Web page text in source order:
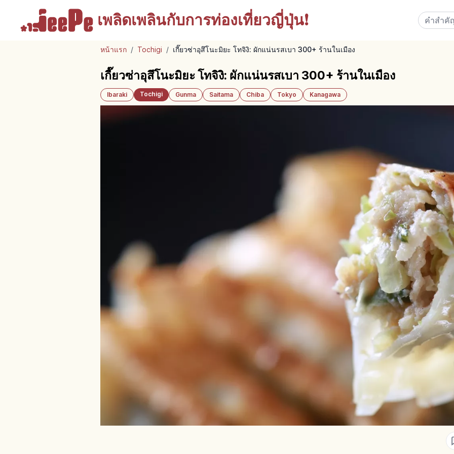
เพลิดเพลินกับการท่องเที่ยวญี่ปุ่น!
หน้าแรก / Tochigi / เกี๊ยวซ่าอุสึโนะมิยะ โทจิงิ: ผักแน่นรสเบา 300+ ร้านในเมือง
เกี๊ยวซ่าอุสึโนะมิยะ โทจิงิ: ผักแน่นรสเบา 300+ ร้านในเมือง
Ibaraki Tochigi Gunma Saitama Chiba Tokyo Kanagawa